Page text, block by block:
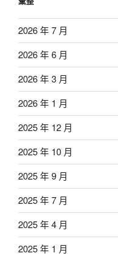
2026 年 7 月
2026 年 6 月
2026 年 3 月
2026 年 1 月
2025 年 12 月
2025 年 10 月
2025 年 9 月
2025 年 7 月
2025 年 4 月
2025 年 1 月